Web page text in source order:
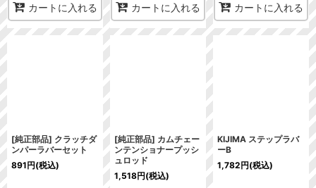
カートに入れる カートに入れる カートに入れる
[純正部品] クラッチダ
ンパーラバーセット
891円(税込)
[純正部品] カムチェー
ンテンショナープッシ
ュロッド
1,518円(税込)
KIJIMA ステップラバ
ーB
1,782円(税込)